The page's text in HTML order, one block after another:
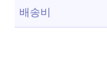
배송비